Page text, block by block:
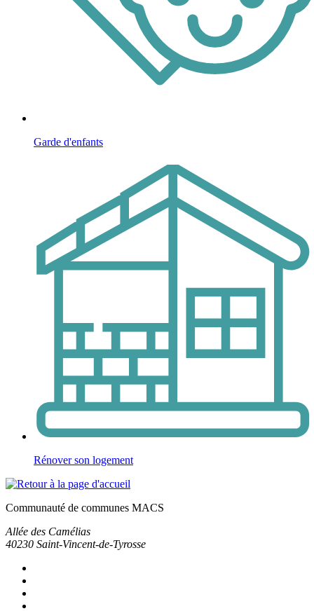
Garde d'enfants
Rénover son logement
Communauté de communes MACS
Allée des Camélias
40230 Saint-Vincent-de-Tyrosse